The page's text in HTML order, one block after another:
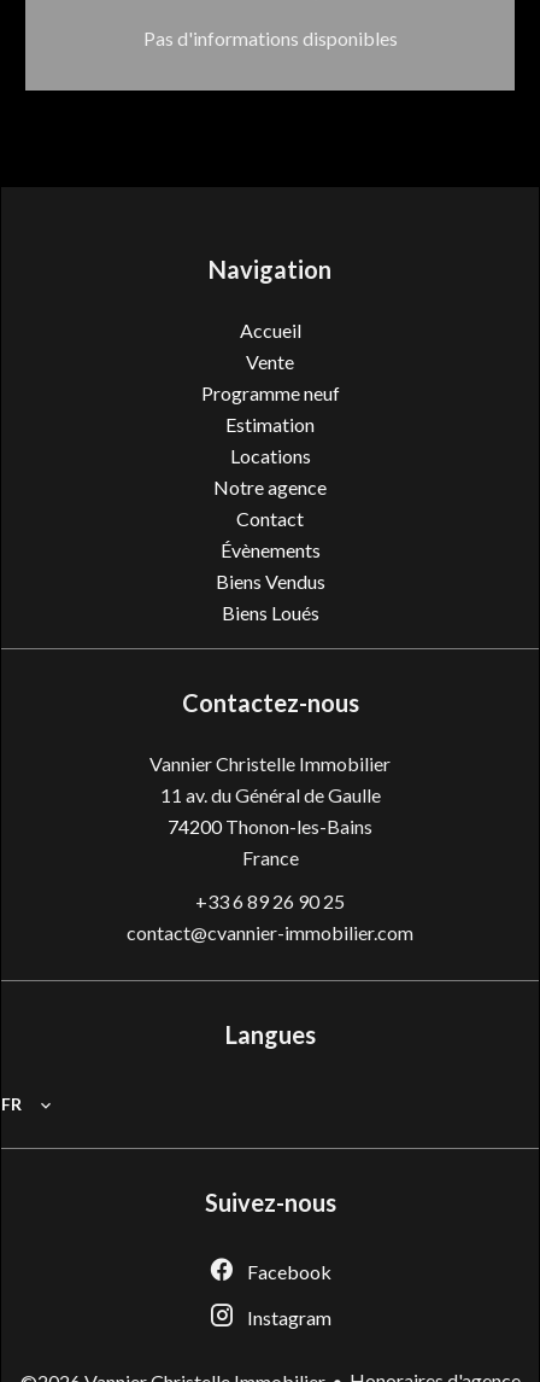
Pas d'informations disponibles
Navigation
Accueil
Vente
Programme neuf
Estimation
Locations
Notre agence
Contact
Évènements
Biens Vendus
Biens Loués
Contactez-nous
Vannier Christelle Immobilier
11 av. du Général de Gaulle
74200Thonon-les-Bains
France
+33 6 89 26 90 25
contact@cvannier-immobilier.com
Langues
FR
Suivez-nous
Facebook
Instagram